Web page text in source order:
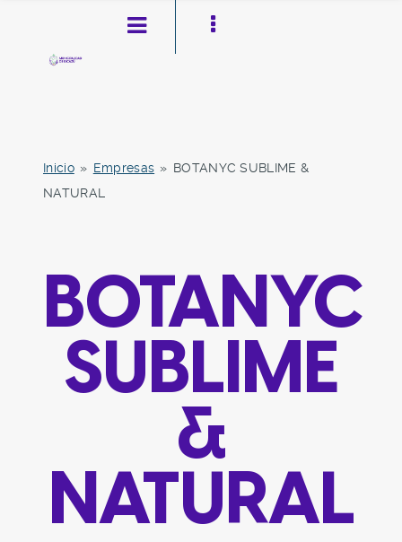
Inicio » Empresas » BOTANYC SUBLIME &
NATURAL
BOTANYC
SUBLIME
&
NATURAL